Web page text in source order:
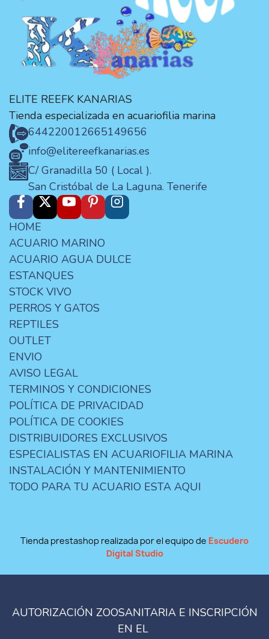
ELITE REEFK KANARIAS
Tienda especializada en acuariofilia marina
644220012665149656
info@elitereefkanarias.es
C/ Granadilla 50 ( Local ).
San Cristóbal de La Laguna. Tenerife
HOME
ACUARIO MARINO
ACUARIO AGUA DULCE
ESTANQUES
STOCK VIVO
PERROS Y GATOS
REPTILES
OUTLET
ENVIO
AVISO LEGAL
TERMINOS Y CONDICIONES
POLÍTICA DE PRIVACIDAD
POLÍTICA DE COOKIES
DISTRIBUIDORES EXCLUSIVOS
ESPECIALISTAS EN ACUARIOFILIA MARINA
INSTALACIÓN Y MANTENIMIENTO
TODO PARA TU ACUARIO ESTA AQUI
Tienda prestashop realizada por el equipo de Escudero
Digital Studio
AUTORIZACIÓN ZOOSANITARIA E INSCRIPCIÓN
EN EL